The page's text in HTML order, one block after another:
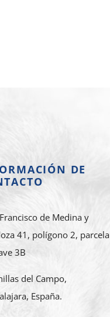
DE
de Medina y
41, polígono 2, parcela
3B
del Campo,
España.